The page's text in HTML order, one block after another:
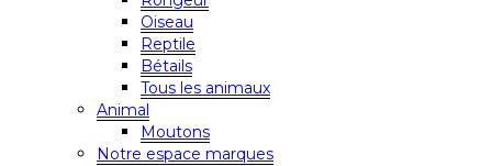
Oiseau
Reptile
Bétails
Tous les animaux
Animal
Moutons
Notre espace marques